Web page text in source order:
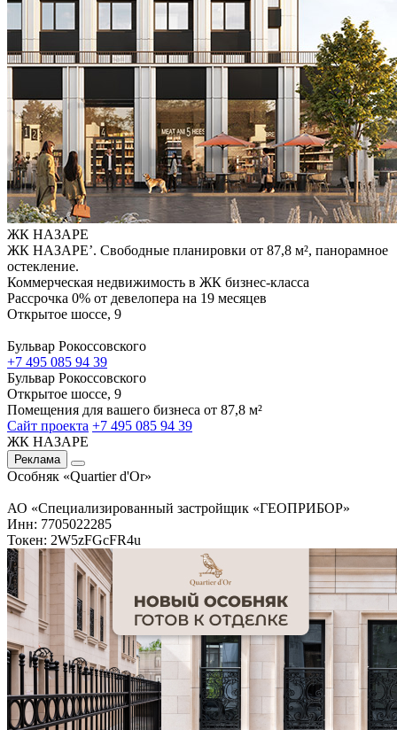
ЖК НАЗАРЕ
ЖК НАЗАРЕ’. Свободные планировки от 87,8 м², панорамное
остекление.
Коммерческая недвижимость в ЖК бизнес-класса
Рассрочка 0% от девелопера на 19 месяцев
Открытое шоссе, 9
Бульвар Рокоссовского
+7 495 085 94 39
Бульвар Рокоссовского
Открытое шоссе, 9
Помещения для вашего бизнеса от 87,8 м²
Сайт проекта +7 495 085 94 39
ЖК НАЗАРЕ
Реклама
Особняк «Quartier d'Or»
АО «Специализированный застройщик «ГЕОПРИБОР»
Инн: 7705022285
Токен: 2W5zFGcFR4u